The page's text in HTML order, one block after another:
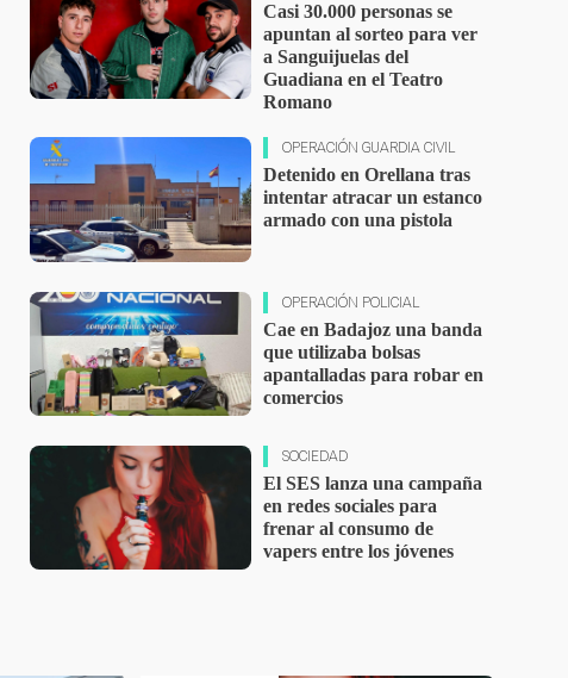
Casi 30.000 personas se
apuntan al sorteo para ver
a Sanguijuelas del
Guadiana en el Teatro
Romano
OPERACIÓN GUARDIA CIVIL
Detenido en Orellana tras
intentar atracar un estanco
armado con una pistola
OPERACIÓN POLICIAL
Cae en Badajoz una banda
que utilizaba bolsas
apantalladas para robar en
comercios
SOCIEDAD
El SES lanza una campaña
en redes sociales para
frenar al consumo de
vapers entre los jóvenes